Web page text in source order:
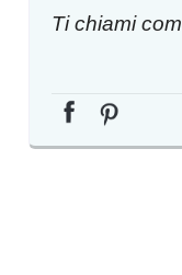
Ti chiami